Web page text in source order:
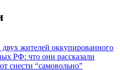
жителей оккупированного
РФ: что они рассказали
снести “самовольно”